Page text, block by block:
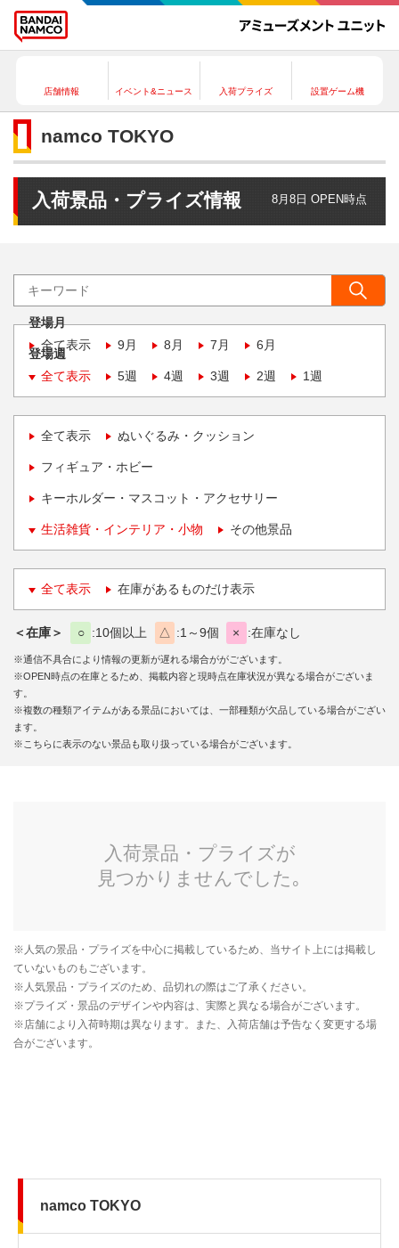
店舗情報 イベント&ニュース 入荷プライズ 設置ゲーム機
namco TOKYO
入荷景品・プライズ情報 8月8日 OPEN時点
登場月
全て表示
9月 8月 7月 6月
登場週
全て表示
5週 4週 3週 2週 1週
全て表示 ぬいぐるみ・クッション
フィギュア・ホビー
キーホルダー・マスコット・アクセサリー
生活雑貨・インテリア・小物 その他景品
全て表示 在庫があるものだけ表示
＜在庫＞ ○ 10個以上 △ 1～9個 × 在庫なし
※通信不具合により情報の更新が遅れる場合ががございます。
※OPEN時点の在庫とるため、掲載内容と現時点在庫状況が異なる場合がございま
す。
※複数の種類アイテムがある景品においては、一部種類が欠品している場合がござい
ます。
※こちらに表示のない景品も取り扱っている場合がございます。
namco TOKYO